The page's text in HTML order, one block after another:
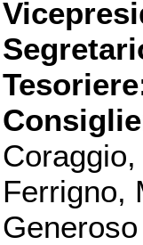
Ferrigno,